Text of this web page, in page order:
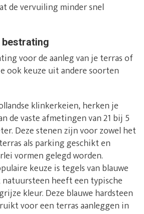
de vervuiling minder snel
voor de aanleg van je terras of
ook keuze uit andere soorten
klinkerkeien, herken je
de vaste afmetingen van 21 bij 5
Deze stenen zijn voor zowel het
als parking geschikt en
vormen gelegd worden.
keuze is tegels van blauwe
heeft een typische
kleur. Deze blauwe hardsteen
voor een terras aanleggen in